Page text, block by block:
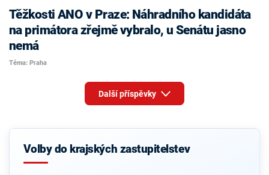
Těžkosti ANO v Praze: Náhradního kandidáta
na primátora zřejmě vybralo, u Senátu jasno
nemá
Téma: Praha
Další příspěvky
Volby do krajských zastupitelstev